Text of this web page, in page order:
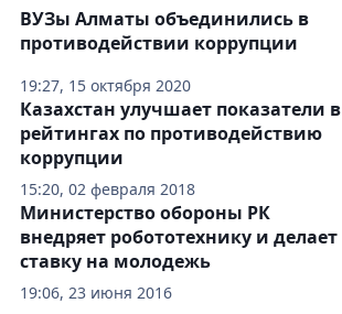
19:27, 15 октября 2020
ВУЗы Алматы объединились в
противодействии коррупции
15:20, 02 февраля 2018
Казахстан улучшает показатели в
рейтингах по противодействию
коррупции
19:06, 23 июня 2016
Министерство обороны РК
внедряет робототехнику и делает
ставку на молодежь